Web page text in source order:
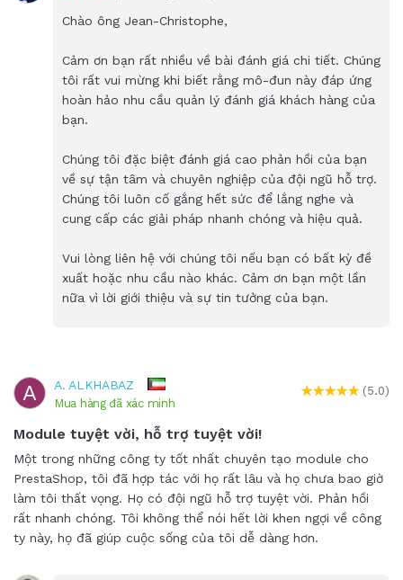
Chào ông Jean-Christophe,
Cảm ơn bạn rất nhiều về bài đánh giá chi tiết. Chúng
tôi rất vui mừng khi biết rằng mô-đun này đáp ứng
hoàn hảo nhu cầu quản lý đánh giá khách hàng của
bạn.
Chúng tôi đặc biệt đánh giá cao phản hồi của bạn
về sự tận tâm và chuyên nghiệp của đội ngũ hỗ trợ.
Chúng tôi luôn cố gắng hết sức để lắng nghe và
cung cấp các giải pháp nhanh chóng và hiệu quả.
Vui lòng liên hệ với chúng tôi nếu bạn có bất kỳ đề
xuất hoặc nhu cầu nào khác. Cảm ơn bạn một lần
nữa vì lời giới thiệu và sự tin tưởng của bạn.
A A. ALKHABAZ
Mua hàng đã xác minh
(5.0)
Module tuyệt vời, hỗ trợ tuyệt vời!
Một trong những công ty tốt nhất chuyên tạo module cho
PrestaShop, tôi đã hợp tác với họ rất lâu và họ chưa bao giờ
làm tôi thất vọng. Họ có đội ngũ hỗ trợ tuyệt vời. Phản hồi
rất nhanh chóng. Tôi không thể nói hết lời khen ngợi về công
ty này, họ đã giúp cuộc sống của tôi dễ dàng hơn.